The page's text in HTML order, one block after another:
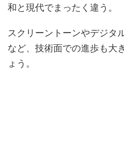
和と現代でまったく違う。
スクリーントーンやデジタ
など、技術面での進歩も大
ょう。